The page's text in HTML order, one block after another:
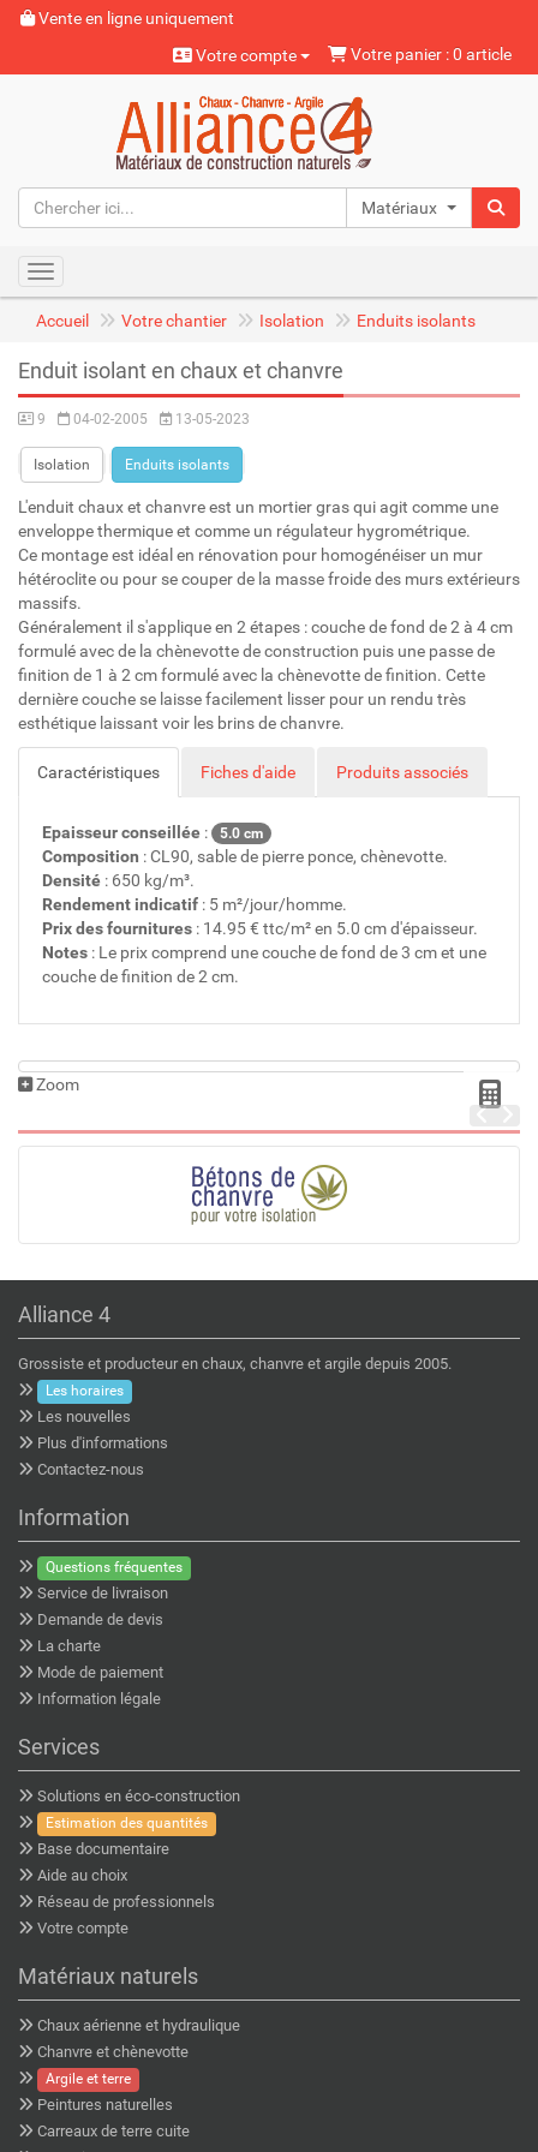
Vente en ligne uniquement
Votre compte
Votre panier : 0 article
Matériaux naturels
Toggle navigation
Accueil Votre chantier Isolation Enduits isolants
Enduit isolant en chaux et chanvre
9 04-02-2005 13-05-2023
Isolation Enduits isolants
L'enduit chaux et chanvre est un mortier gras qui agit comme une
enveloppe thermique et comme un régulateur hygrométrique.
Ce montage est idéal en rénovation pour homogénéiser un mur
hétéroclite ou pour se couper de la masse froide des murs extérieurs
massifs.
Généralement il s'applique en 2 étapes : couche de fond de 2 à 4 cm
formulé avec de la chènevotte de construction puis une passe de
finition de 1 à 2 cm formulé avec la chènevotte de finition. Cette
dernière couche se laisse facilement lisser pour un rendu très
esthétique laissant voir les brins de chanvre.
Caractéristiques Fiches d'aide Produits associés
Epaisseur conseillée : 5.0 cm
Composition : CL90, sable de pierre ponce, chènevotte.
Densité : 650 kg/m³.
Rendement indicatif : 5 m²/jour/homme.
Prix des fournitures : 14.95 € ttc/m² en 5.0 cm d'épaisseur.
Notes : Le prix comprend une couche de fond de 3 cm et une
couche de finition de 2 cm.
Zoom
Alliance 4
Grossiste et producteur en chaux, chanvre et argile depuis 2005.
Les horaires
Les nouvelles
Plus d'informations
Contactez-nous
Information
Questions fréquentes
Service de livraison
Demande de devis
La charte
Mode de paiement
Information légale
Services
Solutions en éco-construction
Estimation des quantités
Base documentaire
Aide au choix
Réseau de professionnels
Votre compte
Matériaux naturels
Chaux aérienne et hydraulique
Chanvre et chènevotte
Argile et terre
Peintures naturelles
Carreaux de terre cuite